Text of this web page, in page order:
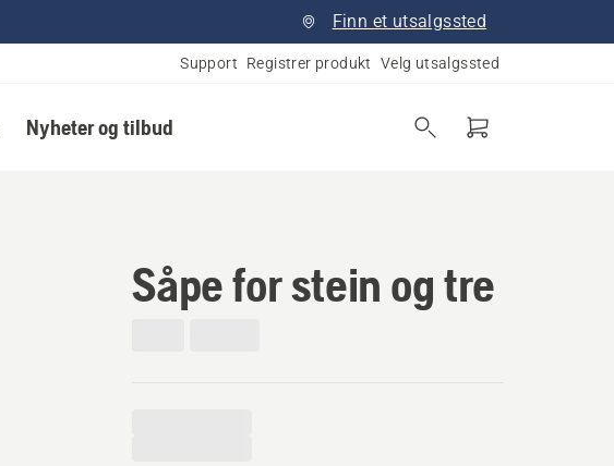
Finn et utsalgssted
Support Registrer produkt Velg utsalgssted
Nyheter og tilbud
Såpe for stein og tre